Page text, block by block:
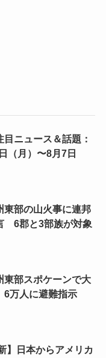
目ニュース＆話題：
（月）〜8月7日
東部の山火事に連邦
6郡と3部族が対象
東部スポケーンで大
6万人に避難指示
】日本からアメリカ